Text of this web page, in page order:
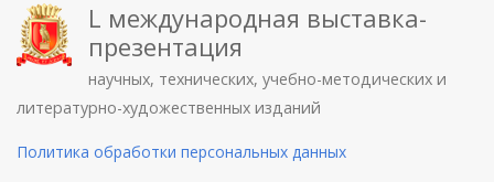
L международная выставка-
презентация
научных, технических, учебно-методических и
литературно-художественных изданий
Политика обработки персональных данных